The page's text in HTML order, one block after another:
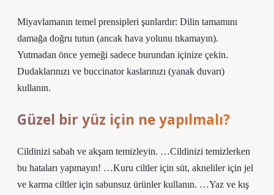
Miyavlamanın temel prensipleri şunlardır: Dilin tamamını
damağa doğru tutun (ancak hava yolunu tıkamayın).
Yutmadan önce yemeği sadece burundan içinize çekin.
Dudaklarınızı ve buccinator kaslarınızı (yanak duvarı)
kullanın.
Güzel bir yüz için ne yapılmalı?
Cildinizi sabah ve akşam temizleyin. …Cildinizi temizlerken
bu hataları yapmayın! …Kuru ciltler için süt, akneliler için jel
ve karma ciltler için sabunsuz ürünler kullanın. …Yaz ve kış